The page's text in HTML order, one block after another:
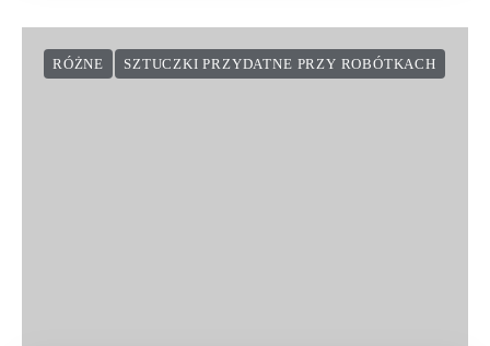
RÓŻNE SZTUCZKI PRZYDATNE PRZY ROBÓTKACH